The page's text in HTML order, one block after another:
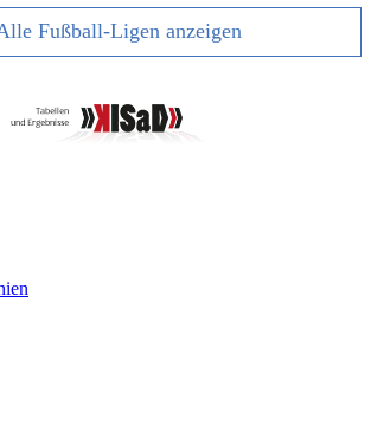
Fußball-Ligen anzeigen